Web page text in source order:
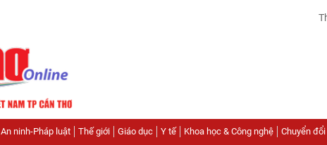
An ninh-Pháp luật Thế giới Giáo dục Y tế Khoa học & Công nghệ Chuyển